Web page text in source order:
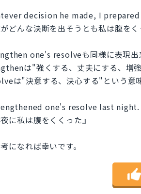
decision he made, I
がどんな決断を出そうとも私は腹をく
one's resolveも同様に表現出
は"強くする、丈夫にする、増
は"決意する、決心する"という意味
one's resolve last night.
夜に私は腹をくくった』
になれば幸いです。